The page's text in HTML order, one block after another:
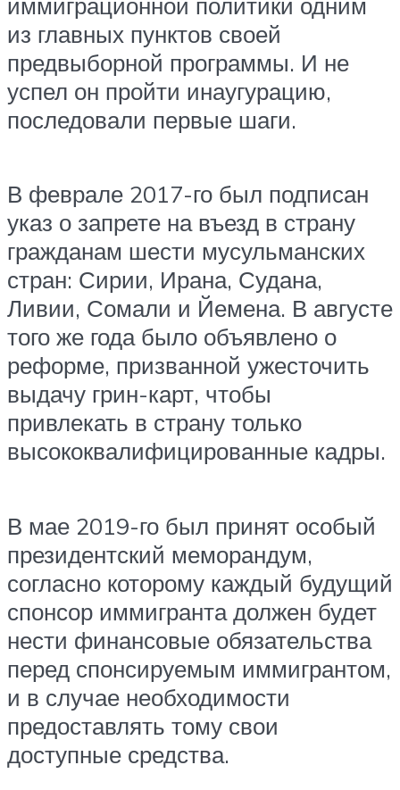
из главных пунктов своей
предвыборной программы. И не
успел он пройти инаугурацию,
последовали первые шаги.
В феврале 2017-го был подписан
указ о запрете на въезд в страну
гражданам шести мусульманских
стран: Сирии, Ирана, Судана,
Ливии, Сомали и Йемена. В августе
того же года было объявлено о
реформе, призванной ужесточить
выдачу грин-карт, чтобы
привлекать в страну только
высококвалифицированные кадры.
В мае 2019-го был принят особый
президентский меморандум,
согласно которому каждый будущий
спонсор иммигранта должен будет
нести финансовые обязательства
перед спонсируемым иммигрантом,
и в случае необходимости
предоставлять тому свои
доступные средства.